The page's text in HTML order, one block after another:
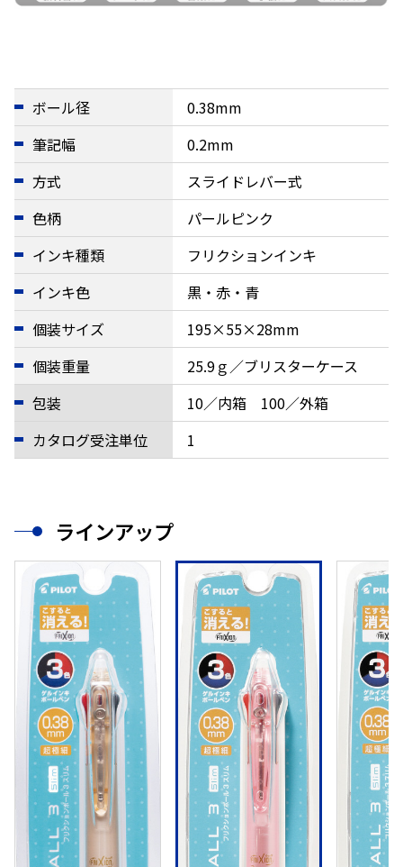
ボール径
0.38mm
筆記幅
0.2mm
方式
スライドレバー式
色柄
パールピンク
インキ種類
フリクションインキ
インキ色
黒・赤・青
個装サイズ
195×55×28mm
個装重量
25.9ｇ／ブリスターケース
包装
10／内箱 100／外箱
カタログ受注単位
1
ラインアップ